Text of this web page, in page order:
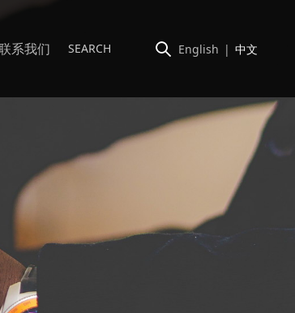
English | 中文
系我们